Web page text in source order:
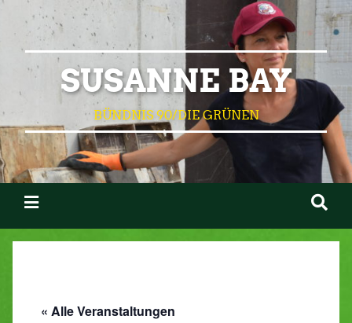
SUSANNE BAY
BÜNDNIS 90/DIE GRÜNEN
« Alle Veranstaltungen